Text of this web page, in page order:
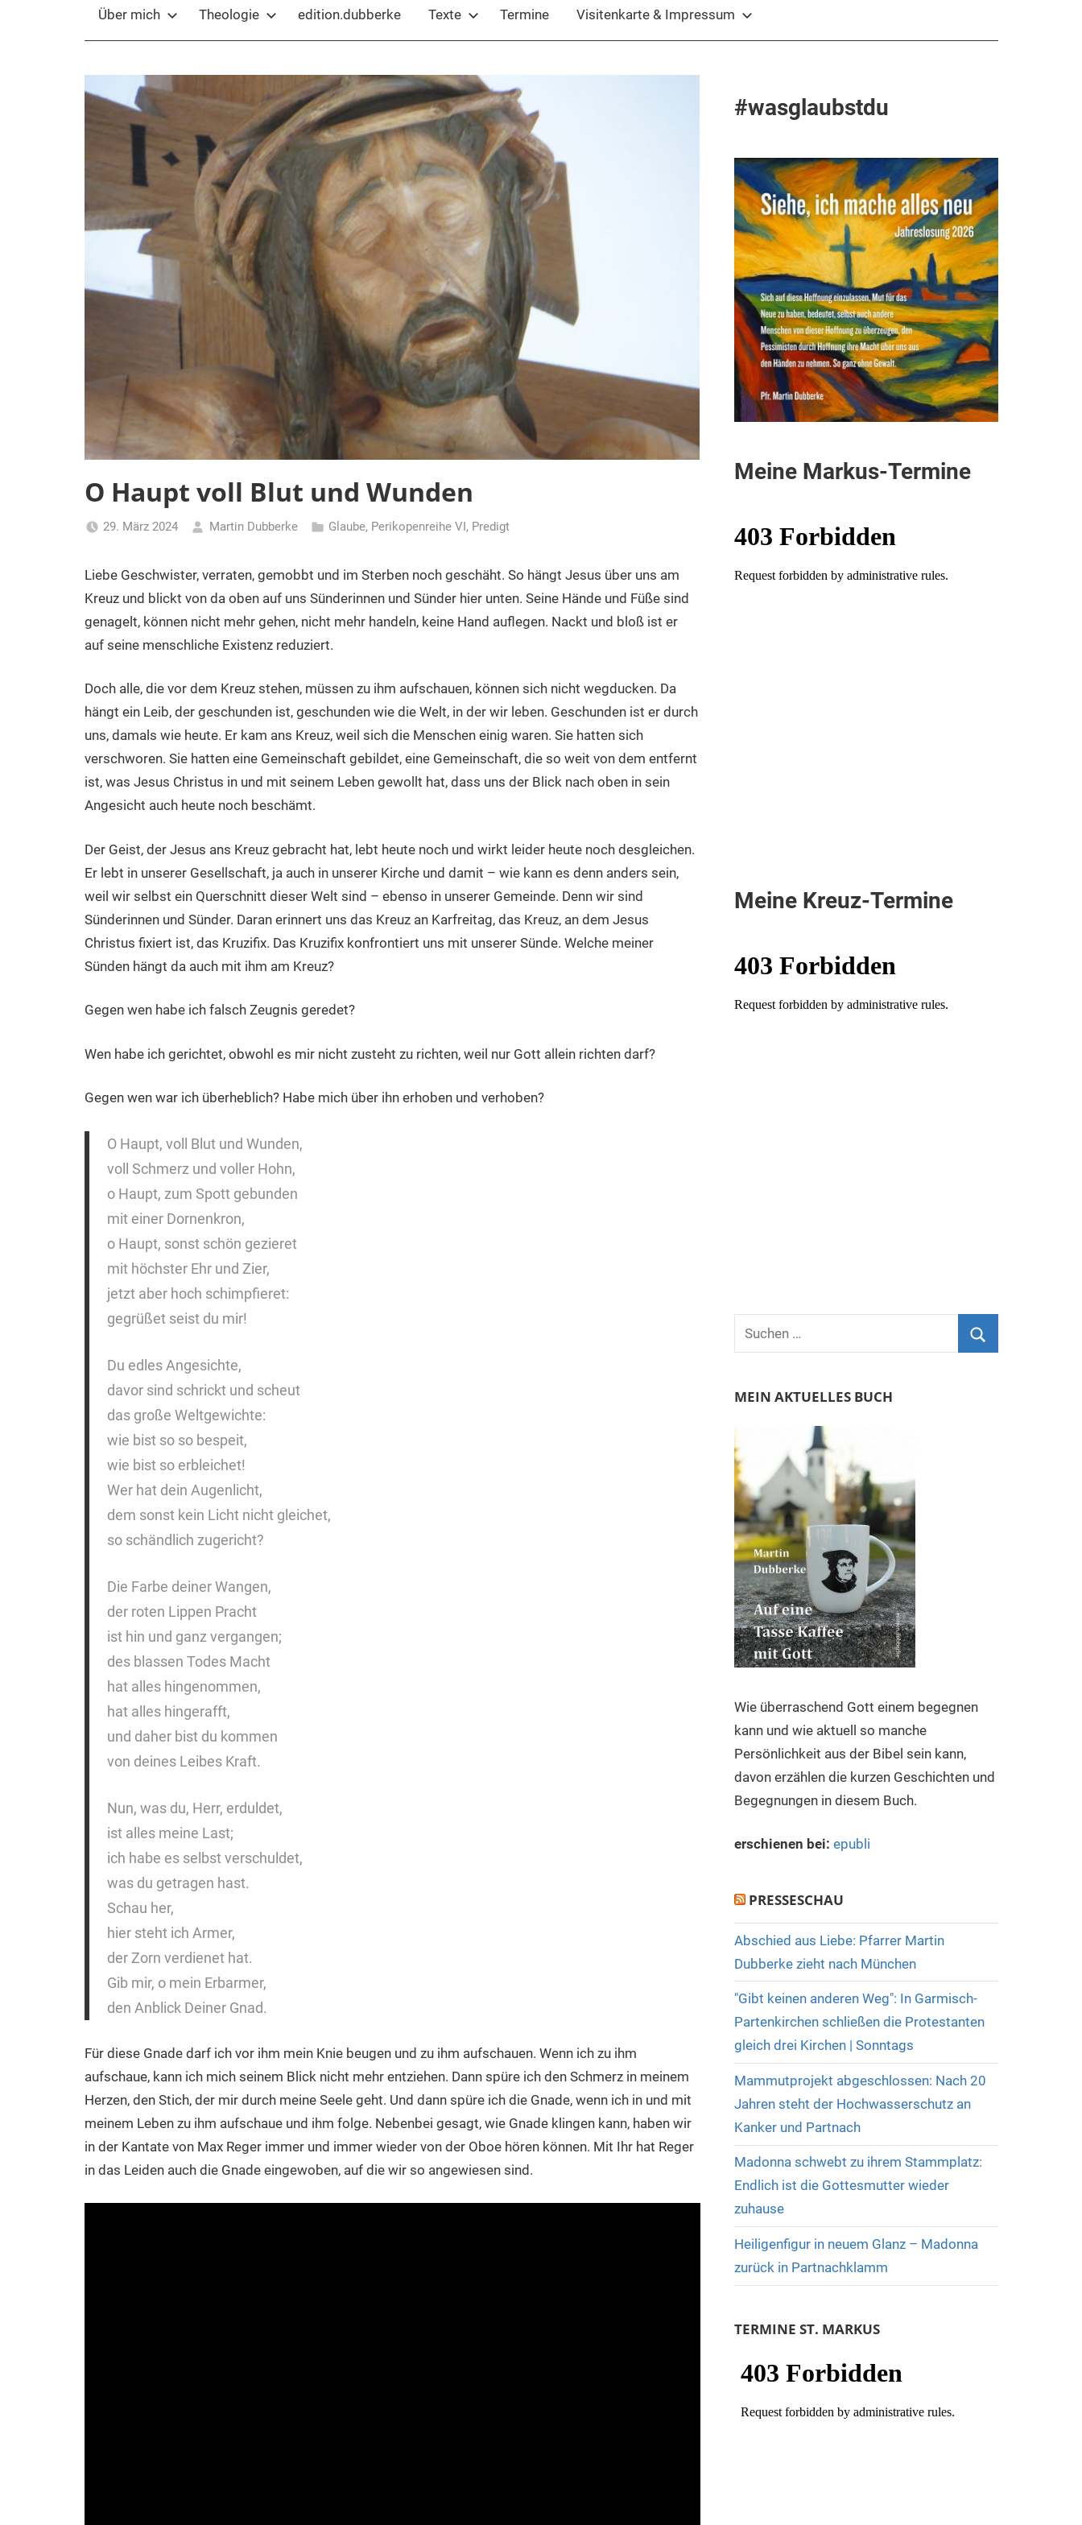
Über mich Theologie edition.dubberke Texte Termine Visitenkarte & Impressum
O Haupt voll Blut und Wunden
29. März 2024 Martin Dubberke Glaube, Perikopenreihe VI, Predigt
Liebe Geschwister, verraten, gemobbt und im Sterben noch geschäht. So hängt Jesus über uns am
Kreuz und blickt von da oben auf uns Sünderinnen und Sünder hier unten. Seine Hände und Füße sind
genagelt, können nicht mehr gehen, nicht mehr handeln, keine Hand auflegen. Nackt und bloß ist er
auf seine menschliche Existenz reduziert.
Doch alle, die vor dem Kreuz stehen, müssen zu ihm aufschauen, können sich nicht wegducken. Da
hängt ein Leib, der geschunden ist, geschunden wie die Welt, in der wir leben. Geschunden ist er durch
uns, damals wie heute. Er kam ans Kreuz, weil sich die Menschen einig waren. Sie hatten sich
verschworen. Sie hatten eine Gemeinschaft gebildet, eine Gemeinschaft, die so weit von dem entfernt
ist, was Jesus Christus in und mit seinem Leben gewollt hat, dass uns der Blick nach oben in sein
Angesicht auch heute noch beschämt.
Der Geist, der Jesus ans Kreuz gebracht hat, lebt heute noch und wirkt leider heute noch desgleichen.
Er lebt in unserer Gesellschaft, ja auch in unserer Kirche und damit – wie kann es denn anders sein,
weil wir selbst ein Querschnitt dieser Welt sind – ebenso in unserer Gemeinde. Denn wir sind
Sünderinnen und Sünder. Daran erinnert uns das Kreuz an Karfreitag, das Kreuz, an dem Jesus
Christus fixiert ist, das Kruzifix. Das Kruzifix konfrontiert uns mit unserer Sünde. Welche meiner
Sünden hängt da auch mit ihm am Kreuz?
Gegen wen habe ich falsch Zeugnis geredet?
Wen habe ich gerichtet, obwohl es mir nicht zusteht zu richten, weil nur Gott allein richten darf?
Gegen wen war ich überheblich? Habe mich über ihn erhoben und verhoben?
O Haupt, voll Blut und Wunden,
voll Schmerz und voller Hohn,
o Haupt, zum Spott gebunden
mit einer Dornenkron,
o Haupt, sonst schön gezieret
mit höchster Ehr und Zier,
jetzt aber hoch schimpfieret:
gegrüßet seist du mir!
Du edles Angesichte,
davor sind schrickt und scheut
das große Weltgewichte:
wie bist so so bespeit,
wie bist so erbleichet!
Wer hat dein Augenlicht,
dem sonst kein Licht nicht gleichet,
so schändlich zugericht?
Die Farbe deiner Wangen,
der roten Lippen Pracht
ist hin und ganz vergangen;
des blassen Todes Macht
hat alles hingenommen,
hat alles hingerafft,
und daher bist du kommen
von deines Leibes Kraft.
Nun, was du, Herr, erduldet,
ist alles meine Last;
ich habe es selbst verschuldet,
was du getragen hast.
Schau her,
hier steht ich Armer,
der Zorn verdienet hat.
Gib mir, o mein Erbarmer,
den Anblick Deiner Gnad.
Für diese Gnade darf ich vor ihm mein Knie beugen und zu ihm aufschauen. Wenn ich zu ihm
aufschaue, kann ich mich seinem Blick nicht mehr entziehen. Dann spüre ich den Schmerz in meinem
Herzen, den Stich, der mir durch meine Seele geht. Und dann spüre ich die Gnade, wenn ich in und mit
meinem Leben zu ihm aufschaue und ihm folge. Nebenbei gesagt, wie Gnade klingen kann, haben wir
in der Kantate von Max Reger immer und immer wieder von der Oboe hören können. Mit Ihr hat Reger
in das Leiden auch die Gnade eingewoben, auf die wir so angewiesen sind.
#wasglaubstdu
Meine Markus-Termine
Meine Kreuz-Termine
Suchen
nach:
MEIN AKTUELLES BUCH
Wie überraschend Gott einem begegnen
kann und wie aktuell so manche
Persönlichkeit aus der Bibel sein kann,
davon erzählen die kurzen Geschichten und
Begegnungen in diesem Buch.
erschienen bei: epubli
PRESSESCHAU
Abschied aus Liebe: Pfarrer Martin
Dubberke zieht nach München
"Gibt keinen anderen Weg": In Garmisch-
Partenkirchen schließen die Protestanten
gleich drei Kirchen | Sonntags
Mammutprojekt abgeschlossen: Nach 20
Jahren steht der Hochwasserschutz an
Kanker und Partnach
Madonna schwebt zu ihrem Stammplatz:
Endlich ist die Gottesmutter wieder
zuhause
Heiligenfigur in neuem Glanz – Madonna
zurück in Partnachklamm
TERMINE ST. MARKUS